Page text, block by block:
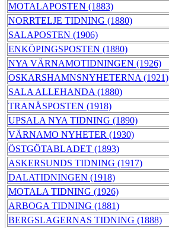
MOTALAPOSTEN (1883)
NORRTELJE TIDNING (1880)
SALAPOSTEN (1906)
ENKÖPINGSPOSTEN (1880)
NYA VÄRNAMOTIDNINGEN (1926)
OSKARSHAMNSNYHETERNA (1921)
SALA ALLEHANDA (1880)
TRANÅSPOSTEN (1918)
UPSALA NYA TIDNING (1890)
VÄRNAMO NYHETER (1930)
ÖSTGÖTABLADET (1893)
ASKERSUNDS TIDNING (1917)
DALATIDNINGEN (1918)
MOTALA TIDNING (1926)
ARBOGA TIDNING (1881)
BERGSLAGERNAS TIDNING (1888)